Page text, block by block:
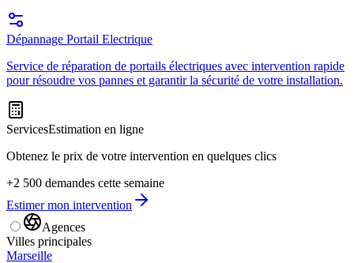
Dépannage Portail Electrique
Service de réparation de portails électriques avec intervention rapide
pour résoudre vos pannes et garantir la sécurité de votre installation.
ServicesEstimation en ligne
Obtenez le prix de votre intervention en quelques clics
+2 500 demandes cette semaine
Estimer mon intervention
Agences
Villes principales
Marseille